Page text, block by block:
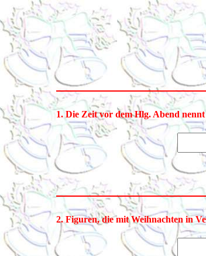
1. Die Zeit vor dem Hlg. Abend
2. Figuren, die mit Weihnachten in